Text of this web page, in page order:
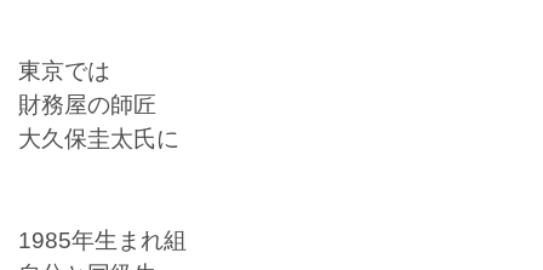
東京では
財務屋の師匠
大久保圭太氏に
1985年生まれ組